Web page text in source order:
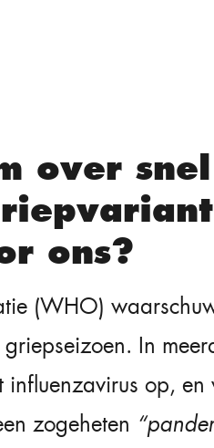
over snel
ons?
(WHO)
In
op, en
zogeheten